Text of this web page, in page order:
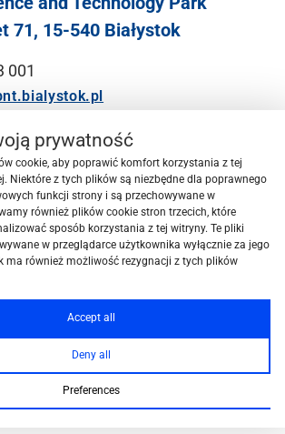
71, 15-540 Białystok
001
prywatność
cookie, aby poprawić komfort korzystania z tej
Niektóre z tych plików są niezbędne dla poprawnego
funkcji strony i są przechowywane w
również plików cookie stron trzecich, które
sposób korzystania z tej witryny. Te pliki
w przeglądarce użytkownika wyłącznie za jego
ma również możliwość rezygnacji z tych plików
Accept all
Deny all
Preferences